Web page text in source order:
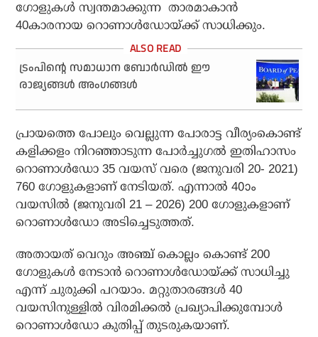
ഗോളുകള്‍ സ്വന്തമാക്കുന്ന താരമാകാന്‍
40കാരനായ റൊണാള്‍ഡോയ്ക്ക് സാധിക്കും.
ട്രംപിന്റെ സമാധാന ബോർഡിൽ ഈ
രാജ്യങ്ങൾ അംഗങ്ങൾ
പ്രായത്തെ പോലും വെല്ലുന്ന പോരാട്ട വീര്യംകൊണ്ട്
കളിക്കളം നിറഞ്ഞാടുന്ന പോര്‍ച്ചുഗല്‍ ഇതിഹാസം
റൊണാള്‍ഡോ 35 വയസ് വരെ (ജനുവരി 20- 2021)
760 ഗോളുകളാണ് നേടിയത്. എന്നാല്‍ 40ാം
വയസില്‍ (ജനുവരി 21 – 2026) 200 ഗോളുകളാണ്
റൊണാള്‍ഡോ അടിച്ചെടുത്തത്.
അതായത് വെറും അഞ്ച് കൊല്ലം കൊണ്ട് 200
ഗോളുകള്‍ നേടാന്‍ റൊണാള്‍ഡോയ്ക്ക് സാധിച്ചു
എന്ന് ചുരുക്കി പറയാം. മറ്റുതാരങ്ങള്‍ 40
വയസിനുള്ളില്‍ വിരമിക്കല്‍ പ്രഖ്യാപിക്കുമ്പോള്‍
റൊണാള്‍ഡോ കുതിപ്പ് തുടരുകയാണ്.